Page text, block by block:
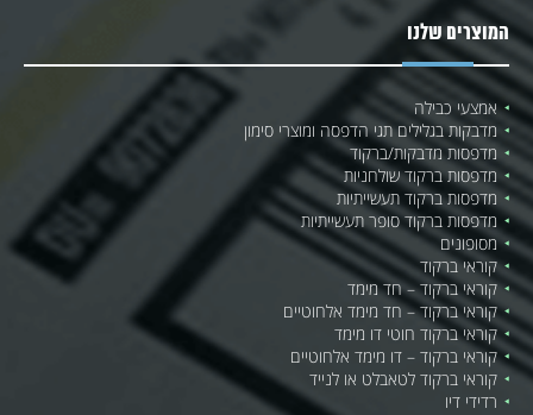
המוצרים שלנו
אמצעי כבילה
מדבקות בגלילים תגי הדפסה ומוצרי סימון
מדפסות מדבקות/ברקוד
מדפסות ברקוד שולחניות
מדפסות ברקוד תעשייתיות
מדפסות ברקוד סופר תעשייתיות
מסופונים
קוראי ברקוד
קוראי ברקוד – חד מימד
קוראי ברקוד – חד מימד אלחוטיים
קוראי ברקוד חוטי דו מימד
קוראי ברקוד – דו מימד אלחוטיים
קוראי ברקוד לטאבלט או לנייד
רדידי דיו